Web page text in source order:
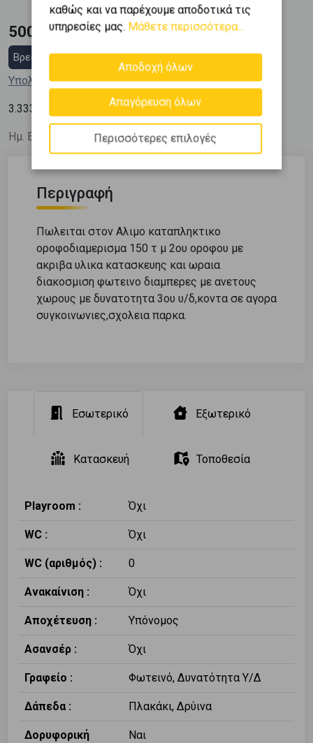
500.000 €
Βρες στεγαστικό δάνειο
Υπολόγισε τη δόση μου
3.333
Ημ. Ενημέρωσης: 25/10/25
Περιγραφή
Πωλειται στον Αλιμο καταπληκτικο
οροφοδιαμερισμα 150 τ μ 2ου οροφου με
ακριβα υλικα κατασκευης και ωραια
διακοσμιση φωτεινο διαμπερες με ανετους
χωρους με δυνατοτητα 3ου υ/δ,κοντα σε αγορα
συγκοινωνιες,σχολεια παρκα.
Εσωτερικό Εξωτερικό
Κατασκευή Τοποθεσία
Playroom : Όχι
WC : Όχι
WC (αριθμός) : 0
Ανακαίνιση : Όχι
Αποχέτευση : Υπόνομος
Ασανσέρ : Όχι
Γραφείο : Φωτεινό, Δυνατότητα Υ/Δ
Δάπεδα : Πλακάκι, Δρύινα
Δορυφορική
Ναι
καθώς και να παρέχουμε αποδοτικά τις
υπηρεσίες μας. Μάθετε περισσότερα...
Αποδοχή όλων
Απαγόρευση όλων
Περισσότερες επιλογές